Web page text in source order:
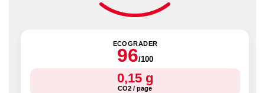
ECOGRADER
96/100
0,15 g
CO2 / page